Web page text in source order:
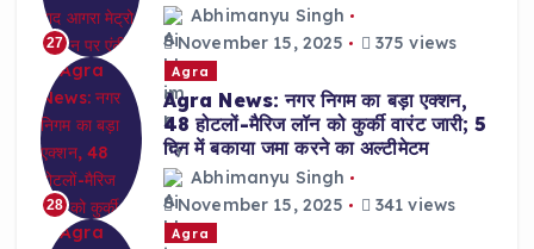
27
Abhimanyu Singh
November 15, 2025
375 views
28
Agra
Agra News: नगर निगम का बड़ा एक्शन,
48 होटलों-मैरिज लॉन को कुर्की वारंट जारी; 5
दिन में बकाया जमा करने का अल्टीमेटम
Abhimanyu Singh
November 15, 2025
341 views
Agra